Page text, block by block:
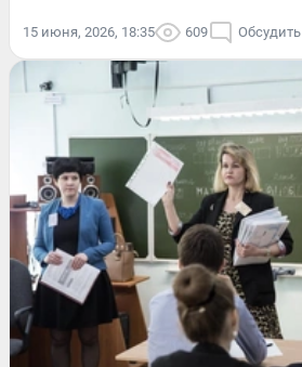
15 июня, 2026, 18:35 609 Обсудить